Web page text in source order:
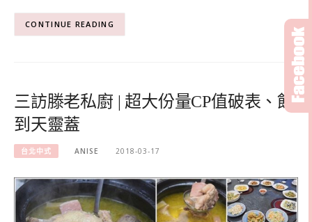
CONTINUE READING
三訪滕老私廚 | 超大份量CP值破表、飽
到天靈蓋
台北中式 ANISE 2018-03-17